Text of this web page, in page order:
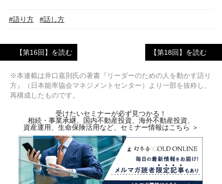
#語り方 #話し方
【第16回】を読む 【第18回】を読む
※本連載は井口嘉則氏の著書『リーダーのための人を動かす語り
方』（日本能率協会マネジメントセンター）より一部を抜粋し、
再構成したものです。
受けたいセミナーが必ず見つかる！
相続・事業承継、国内不動産投資、海外不動産投資、
資産運用、生命保険活用など、セミナー情報はこちら ＞